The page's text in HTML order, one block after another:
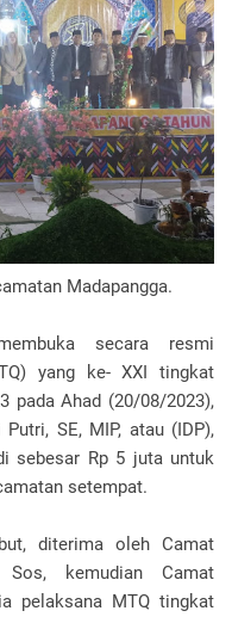
Madapangga.
secara resmi
yang ke- XXI tingkat
pada Ahad (20/08/2023),
SE, MIP, atau (IDP),
sebesar Rp 5 juta untuk
setempat.
diterima oleh Camat
Sos, kemudian Camat
pelaksana MTQ tingkat